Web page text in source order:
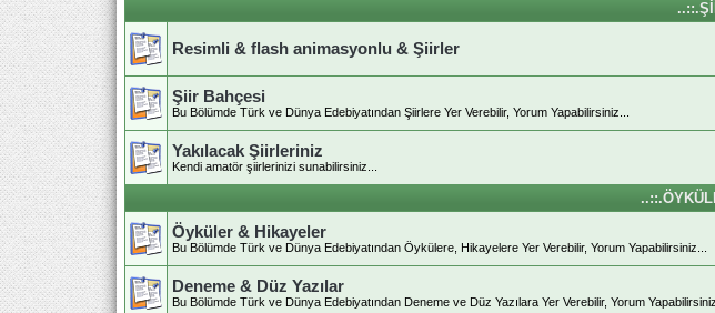
Resimli & flash animasyonlu & Şiirler
Şiir Bahçesi
Bu Bölümde Türk ve Dünya Edebiyatından Şiirlere Yer Verebilir, Yorum Yapabilirsiniz...
Yakılacak Şiirleriniz
Kendi amatör şiirlerinizi sunabilirsiniz...
Öyküler & Hikayeler
Bu Bölümde Türk ve Dünya Edebiyatından Öykülere, Hikayelere Yer Verebilir, Yorum Yapabilirsiniz...
Deneme & Düz Yazılar
Bu Bölümde Türk ve Dünya Edebiyatından Deneme ve Düz Yazılara Yer Verebilir, Yorum